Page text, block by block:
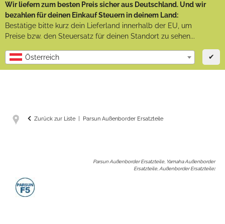
Wir liefern zum besten Preis sicher aus Deutschland. Und wir
bezahlen für deinen Einkauf Steuern in deinem Land:
Bestätige bitte kurz dein Lieferland innerhalb der EU, um
Preise bzw. den Steuersatz für deinen Standort zu sehen...
Österreich ✔
Zurück zur Liste Parsun Außenborder Ersatzteile
Parsun Außenborder Ersatzteile, Yamaha Außenborder
Ersatzteile, Außenborder Ersatzteile: